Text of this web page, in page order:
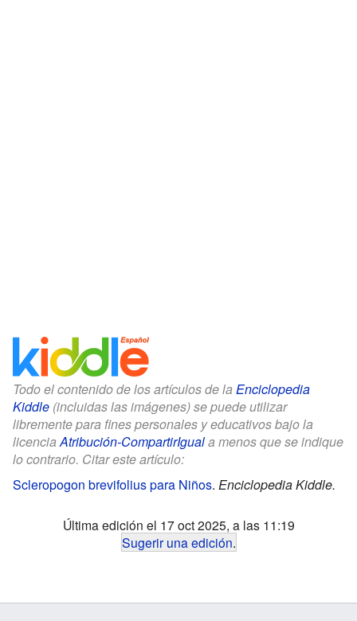
Todo el contenido de los artículos de la Enciclopedia
Kiddle (incluidas las imágenes) se puede utilizar
libremente para fines personales y educativos bajo la
licenciaAtribución-CompartirIguala menos que se indique
lo contrario. Citar este artículo:
Scleropogon brevifolius para Niños. Enciclopedia Kiddle.
Última edición el 17 oct 2025, a las 11:19
Sugerir una edición.